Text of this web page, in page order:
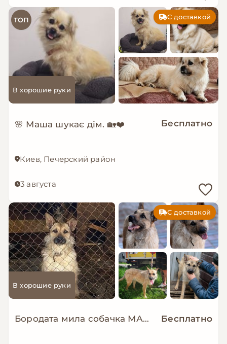
ТОП С доставкой
В хорошие руки
🌸 Маша шукає дім. 🏡❤️ Бесплатно
Киев, Печерский район
3 августа
С доставкой
В хорошие руки
Бородата мила собачка МАЛЬВА мріє про родину! Бесплатно